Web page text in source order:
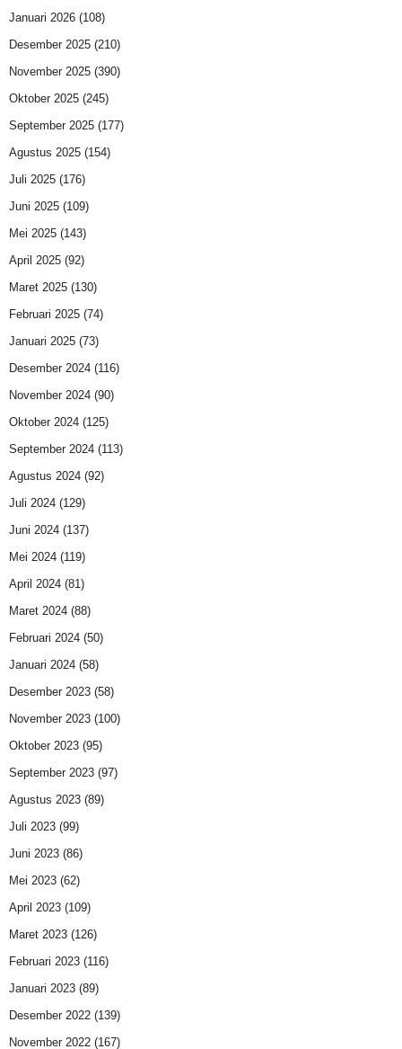
Januari 2026 (108)
Desember 2025 (210)
November 2025 (390)
Oktober 2025 (245)
September 2025 (177)
Agustus 2025 (154)
Juli 2025 (176)
Juni 2025 (109)
Mei 2025 (143)
April 2025 (92)
Maret 2025 (130)
Februari 2025 (74)
Januari 2025 (73)
Desember 2024 (116)
November 2024 (90)
Oktober 2024 (125)
September 2024 (113)
Agustus 2024 (92)
Juli 2024 (129)
Juni 2024 (137)
Mei 2024 (119)
April 2024 (81)
Maret 2024 (88)
Februari 2024 (50)
Januari 2024 (58)
Desember 2023 (58)
November 2023 (100)
Oktober 2023 (95)
September 2023 (97)
Agustus 2023 (89)
Juli 2023 (99)
Juni 2023 (86)
Mei 2023 (62)
April 2023 (109)
Maret 2023 (126)
Februari 2023 (116)
Januari 2023 (89)
Desember 2022 (139)
November 2022 (167)